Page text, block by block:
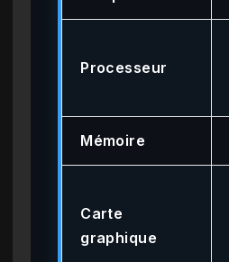
Processeur
Mémoire
Carte
graphique